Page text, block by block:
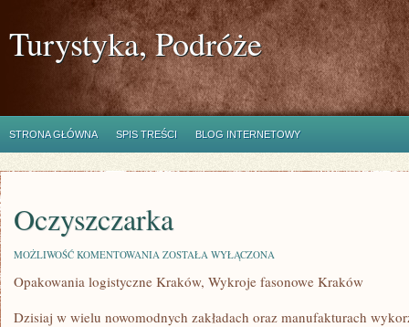
Turystyka, Podróże
STRONA GŁÓWNA SPIS TREŚCI BLOG INTERNETOWY
Oczyszczarka
MOŻLIWOŚĆ KOMENTOWANIA OCZYSZCZARKA
ZOSTAŁA WYŁĄCZONA
Opakowania logistyczne Kraków, Wykroje fasonowe Kraków
Dzisiaj w wielu nowomodnych zakładach oraz manufakturach